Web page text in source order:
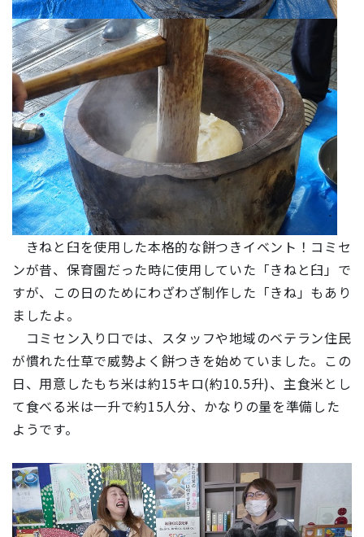
きねと臼を使用した本格的な餅つきイベント！コミセ
ンが昔、保育園だった時に使用していた「きねと臼」で
すが、この日のためにわざわざ制作した「きね」もあり
ましたよ。
コミセン入り口では、スタッフや地域のベテラン住民
が慣れた仕草で威勢よく餅つきを始めていました。この
日、用意したもち米は約15キロ(約10.5升)、主食米とし
て食べる米は一升で約15人分、かなりの量を準備した
ようです。